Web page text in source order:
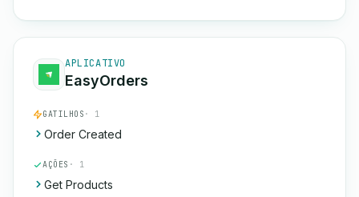
APLICATIVO
EasyOrders
GATILHOS · 1
Order Created
AÇÕES · 1
Get Products